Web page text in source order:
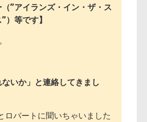
”アイランズ・イン・ザ・ス
）等です】
いか」と連絡してきまし
ロバートに聞いちゃいました